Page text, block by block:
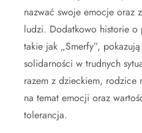
nazwać swoje emocje oraz
ludzi. Dodatkowo historie o
takie jak „Smerfy”,
solidarności w trudnych
razem z dzieckiem,
na temat emocji oraz
tolerancja.